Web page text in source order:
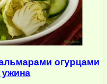
огурцами
ужина